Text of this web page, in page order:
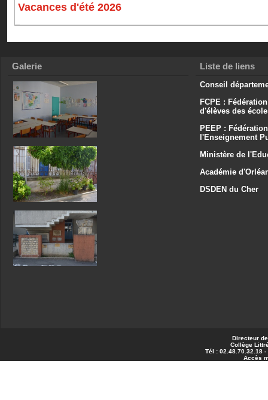
Vacances d'été 2026
Galerie Liste de liens
Conseil
FCPE :
d'élèves des
PEEP :
l'Enseignement
Ministère de
Académie
DSDEN du Cher
Directeur
Collège
Tél : 02.48.70.32.18
Accès